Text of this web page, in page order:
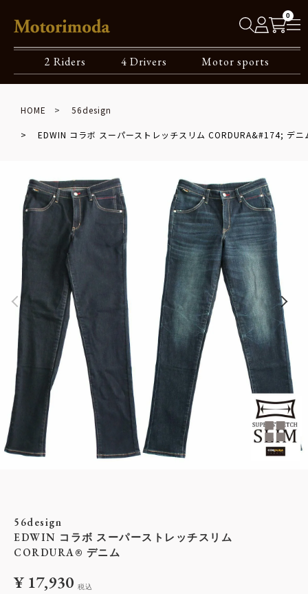
0
2 Riders 4 Drivers Motor sports
HOME 56design
EDWIN コラボ スーパーストレッチスリム CORDURA&#174; デニ
56design
EDWIN コラボ スーパーストレッチスリム
CORDURA® デニム
¥ 17,930 税込